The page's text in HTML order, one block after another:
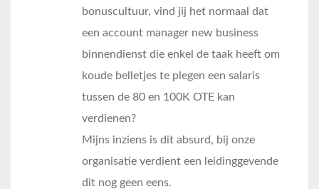
bonuscultuur, vind jij het normaal dat
een account manager new business
binnendienst die enkel de taak heeft om
koude belletjes te plegen een salaris
tussen de 80 en 100K OTE kan
verdienen?
Mijns inziens is dit absurd, bij onze
organisatie verdient een leidinggevende
dit nog geen eens.